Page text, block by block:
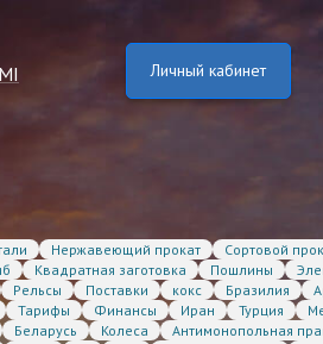
Личный кабинет
Нержавеющий прокат Сортовой
Квадратная заготовка Пошлины
Рельсы Поставки кокс Бразилия
Тарифы Финансы Иран Турция
Беларусь Колеса Антимонопольная